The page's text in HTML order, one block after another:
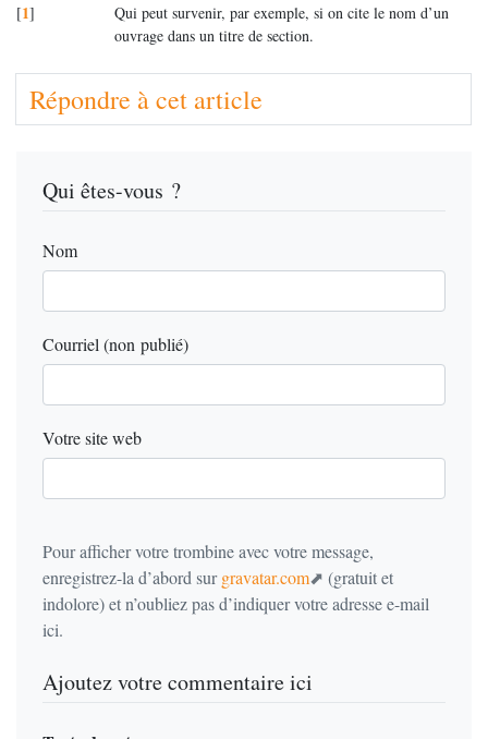
[1]
Qui peut survenir, par exemple, si on cite le nom d’un
ouvrage dans un titre de section.
Répondre à cet article
Qui êtes-vous ?
Nom
Courriel (non publié)
Votre site web
Pour afficher votre trombine avec votre message,
enregistrez-la d’abord surgravatar.com
(gratuit et
indolore) et n’oubliez pas d’indiquer votre adresse e-mail
ici.
Ajoutez votre commentaire ici